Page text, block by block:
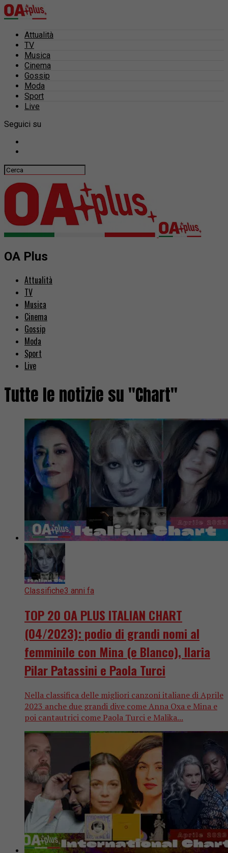
Attualità
TV
Musica
Cinema
Gossip
Moda
Sport
Live
Seguici su
OA Plus
Attualità
TV
Musica
Cinema
Gossip
Moda
Sport
Live
Tutte le notizie su "Chart"
Classifiche3 anni fa
TOP 20 OA PLUS ITALIAN CHART
(04/2023): podio di grandi nomi al
femminile con Mina (e Blanco), Ilaria
Pilar Patassini e Paola Turci
Nella classifica delle migliori canzoni italiane di Aprile
2023 anche due grandi dive come Anna Oxa e Mina e
poi cantautrici come Paola Turci e Malika...